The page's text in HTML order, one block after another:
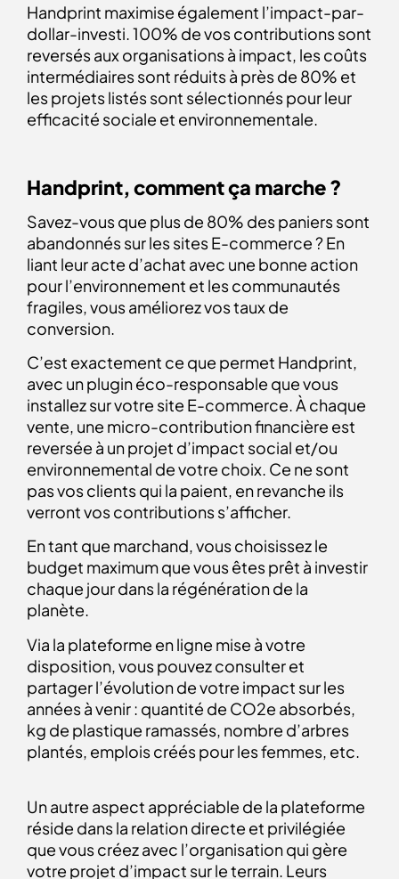
Handprint maximise également l’impact-par-
dollar-investi. 100% de vos contributions sont
reversés aux organisations à impact, les coûts
intermédiaires sont réduits à près de 80% et
les projets listés sont sélectionnés pour leur
efficacité sociale et environnementale.
Handprint, comment ça marche ?
Savez-vous que plus de 80% des paniers sont
abandonnés sur les sites E-commerce ? En
liant leur acte d’achat avec une bonne action
pour l’environnement et les communautés
fragiles, vous améliorez vos taux de
conversion.
C’est exactement ce que permet Handprint,
avec unplugin éco-responsable que vous
installez sur votre site E-commerce. À chaque
vente, une micro-contribution financière est
reversée à un projet d’impact social et/ou
environnemental de votre choix. Ce ne sont
pas vos clients qui la paient, en revanche ils
verront vos contributions s’afficher.
En tant que marchand, vous choisissez le
budget maximum que vous êtes prêt à investir
chaque jour dans la régénération de la
planète.
Via la plateforme en ligne mise à votre
disposition, vous pouvez consulter et
partager l’évolution de votre impact sur les
années à venir : quantité de CO2e absorbés,
kg de plastique ramassés, nombre d’arbres
plantés, emplois créés pour les femmes, etc.
Un autre aspect appréciable de la plateforme
réside dans la relation directe et privilégiée
que vous créez avec l’organisation qui gère
votre projet d’impact sur le terrain. Leurs